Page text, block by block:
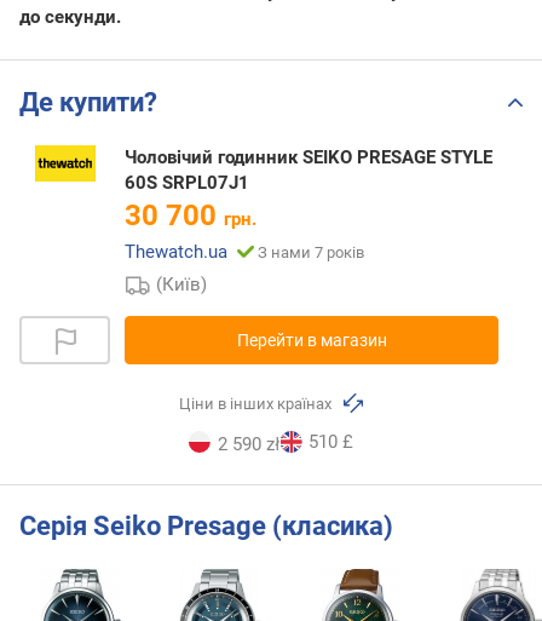
до секунди.
Де купити?
Чоловічий годинник SEIKO PRESAGE STYLE
60S SRPL07J1
30 700 грн.
Thewatch.ua
З нами 7 років
(Київ)
Перейти в магазин
Ціни в інших країнах
2 590 zł 510 £
Серія Seiko Presage (класика)